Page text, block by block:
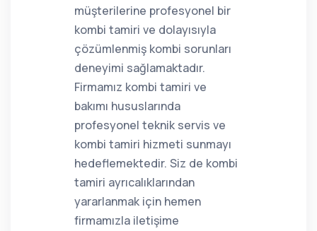
müşterilerine profesyonel bir
kombi tamiri ve dolayısıyla
çözümlenmiş kombi sorunları
deneyimi sağlamaktadır.
Firmamız kombi tamiri ve
bakımı hususlarında
profesyonel teknik servis ve
kombi tamiri hizmeti sunmayı
hedeflemektedir. Siz de kombi
tamiri ayrıcalıklarından
yararlanmak için hemen
firmamızla iletişime